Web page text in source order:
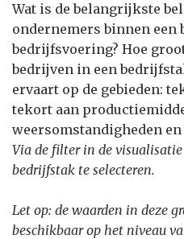
Wat is de belangrijkste
ondernemers binnen
bedrijfsvoering? Hoe
bedrijven in een
ervaart op de gebieden:
tekort aan
weersomstandigheden
Via de filter in de
bedrijfstak te selecteren.
Let op: de waarden in deze
beschikbaar op het niveau